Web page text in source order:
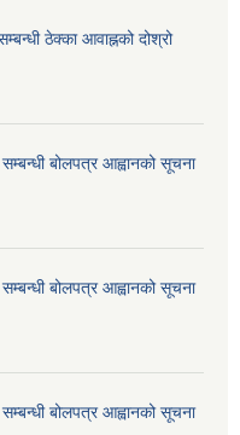
ठेक्का आवाह्नको दोश्रो
बोलपत्र आह्वानको सूचना
बोलपत्र आह्वानको सूचना
बोलपत्र आह्वानको सूचना